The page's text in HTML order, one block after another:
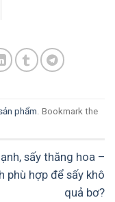
phẩm . Bookmark the
sấy thăng hoa –
phù hợp để sấy khô
quả bơ?